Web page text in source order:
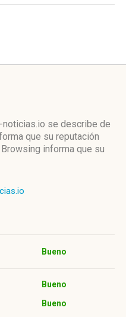
se describe de
que su reputación
informa que su
Bueno
Bueno
Bueno